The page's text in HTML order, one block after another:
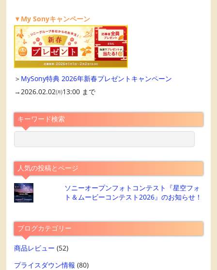
▼My Sonyキャンペーン
＞ MySony特典 2026年新春プレゼントキャンペーン
→2026.02.02㈪13:00 まで
キーワード検索
人気の投稿とページ
ソニーオープンフォトコンテスト『星空フォ
ト＆ムービーコンテスト2026』のお知らせ！
ブログカテゴリー
商品レビュー (52)
プライスダウン情報 (80)